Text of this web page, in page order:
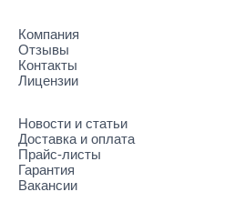
Компания
Отзывы
Контакты
Лицензии
Новости и статьи
Доставка и оплата
Прайс-листы
Гарантия
Вакансии